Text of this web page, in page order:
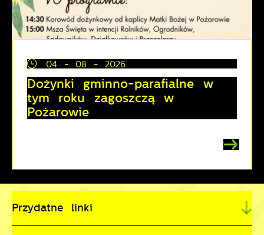
04 - 08 - 2026
Dożynki gminno-parafialne w
tym roku zagoszczą w
Pożarowie
Przydatne linki